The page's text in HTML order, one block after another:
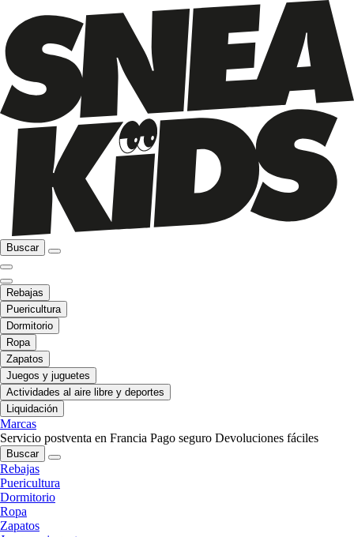
Buscar
Rebajas
Puericultura
Dormitorio
Ropa
Zapatos
Juegos y juguetes
Actividades al aire libre y deportes
Liquidación
Marcas
Servicio postventa en Francia Pago seguro Devoluciones fáciles
Buscar
Rebajas
Puericultura
Dormitorio
Ropa
Zapatos